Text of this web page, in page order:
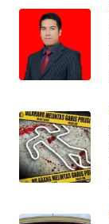
News
Regional
WN
SUMUT
WN
JAKARTA
WN